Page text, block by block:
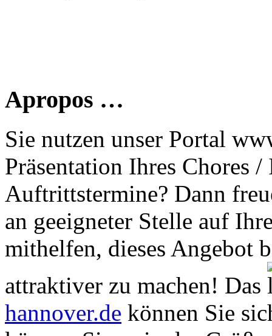
Apropos …
Sie nutzen unser Portal
Präsentation Ihres Chores
Auftrittstermine? Dann
an geeigneter Stelle auf
mithelfen, dieses Angebot
attraktiver zu machen! Das
hannover.de können Sie